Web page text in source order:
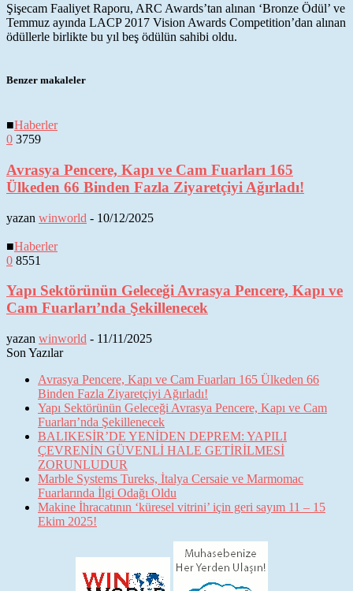
Şişecam Faaliyet Raporu, ARC Awards’tan alınan ‘Bronze Ödül’ ve
Temmuz ayında LACP 2017 Vision Awards Competition’dan alınan
ödüllerle birlikte bu yıl beş ödülün sahibi oldu.
Benzer makaleler
■Haberler
0 3759
Avrasya Pencere, Kapı ve Cam Fuarları 165
Ülkeden 66 Binden Fazla Ziyaretçiyi Ağırladı!
yazan winworld - 10/12/2025
■Haberler
0 8551
Yapı Sektörünün Geleceği Avrasya Pencere, Kapı ve
Cam Fuarları’nda Şekillenecek
yazan winworld - 11/11/2025
Son Yazılar
Avrasya Pencere, Kapı ve Cam Fuarları 165 Ülkeden 66
Binden Fazla Ziyaretçiyi Ağırladı!
Yapı Sektörünün Geleceği Avrasya Pencere, Kapı ve Cam
Fuarları’nda Şekillenecek
BALIKESİR’DE YENİDEN DEPREM: YAPILI
ÇEVRENİN GÜVENLİ HALE GETİRİLMESİ
ZORUNLUDUR
Marble Systems Tureks, İtalya Cersaie ve Marmomac
Fuarlarında İlgi Odağı Oldu
Makine İhracatının ‘küresel vitrini’ için geri sayım 11 – 15
Ekim 2025!